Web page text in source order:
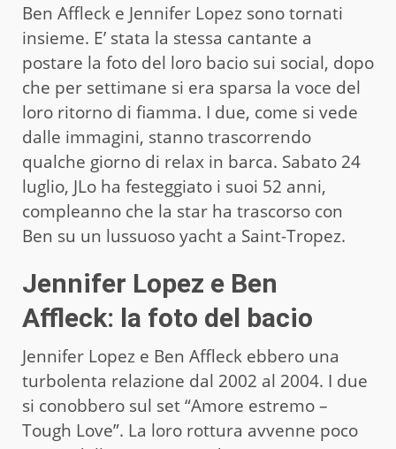
Ben Affleck e Jennifer Lopez sono tornati
insieme. E’ stata la stessa cantante a
postare la foto del loro bacio sui social, dopo
che per settimane si era sparsa la voce del
loro ritorno di fiamma. I due, come si vede
dalle immagini, stanno trascorrendo
qualche giorno di relax in barca. Sabato 24
luglio, JLo ha festeggiato i suoi 52 anni,
compleanno che la star ha trascorso con
Ben su un lussuoso yacht a Saint-Tropez.
Jennifer Lopez e Ben
Affleck: la foto del bacio
Jennifer Lopez e Ben Affleck ebbero una
turbolenta relazione dal 2002 al 2004. I due
si conobbero sul set “Amore estremo –
Tough Love”. La loro rottura avvenne poco